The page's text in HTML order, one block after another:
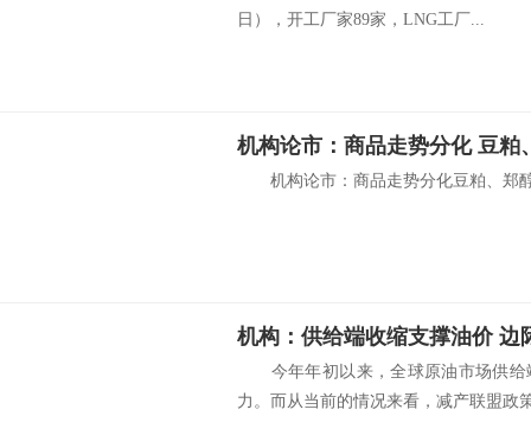
日），开工厂家89家，LNG工厂...
机构论市：商品走势分化 豆粕
机构论市：商品走势分化豆粕、郑
机构：供给端收缩支撑油价 边
今年年初以来，全球原油市场供给
力。而从当前的情况来看，减产联盟政